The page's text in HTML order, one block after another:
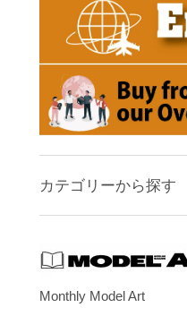
カテゴリーから探す
Monthly Model Art